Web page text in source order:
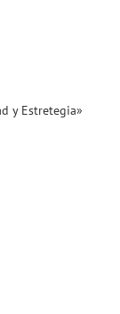
y Estretegia»